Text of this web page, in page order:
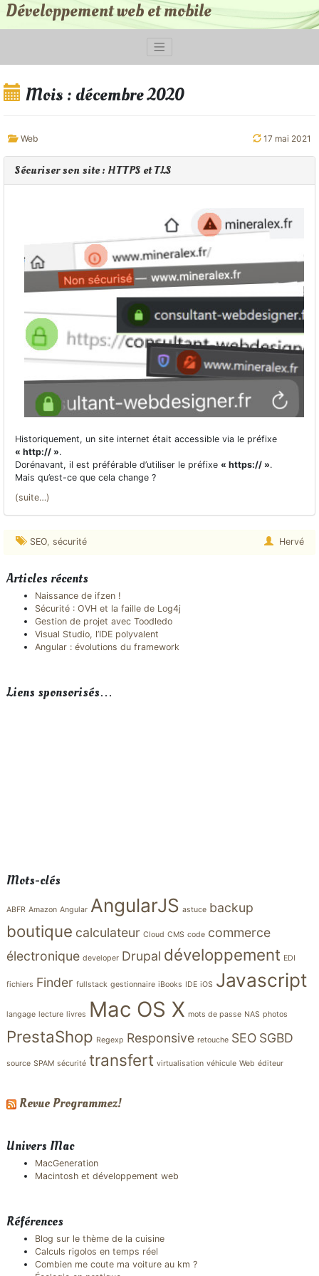
Développement web et mobile
Mois : décembre 2020
Web 17 mai 2021
Sécuriser son site : HTTPS et TLS
Historiquement, un site internet était accessible via le préfixe
« http:// ».
Dorénavant, il est préférable d’utiliser le préfixe « https:// ».
Mais qu’est-ce que cela change ?
(suite…)
SEO, sécurité Hervé
Articles récents
Naissance de ifzen !
Sécurité : OVH et la faille de Log4j
Gestion de projet avec Toodledo
Visual Studio, l’IDE polyvalent
Angular : évolutions du framework
Liens sponsorisés…
Mots-clés
ABFR Amazon Angular AngularJS astuce backup
boutique calculateur Cloud CMS code commerce
électronique developer Drupal développement EDI
fichiers Finder fullstack gestionnaire iBooks IDE iOS Javascript
langage lecture livres Mac OS X mots de passe NAS photos
PrestaShop Regexp Responsive retouche SEO SGBD
source SPAM sécurité transfert virtualisation véhicule Web éditeur
Revue Programmez!
Univers Mac
MacGeneration
Macintosh et développement web
Références
Blog sur le thème de la cuisine
Calculs rigolos en temps réel
Combien me coute ma voiture au km ?